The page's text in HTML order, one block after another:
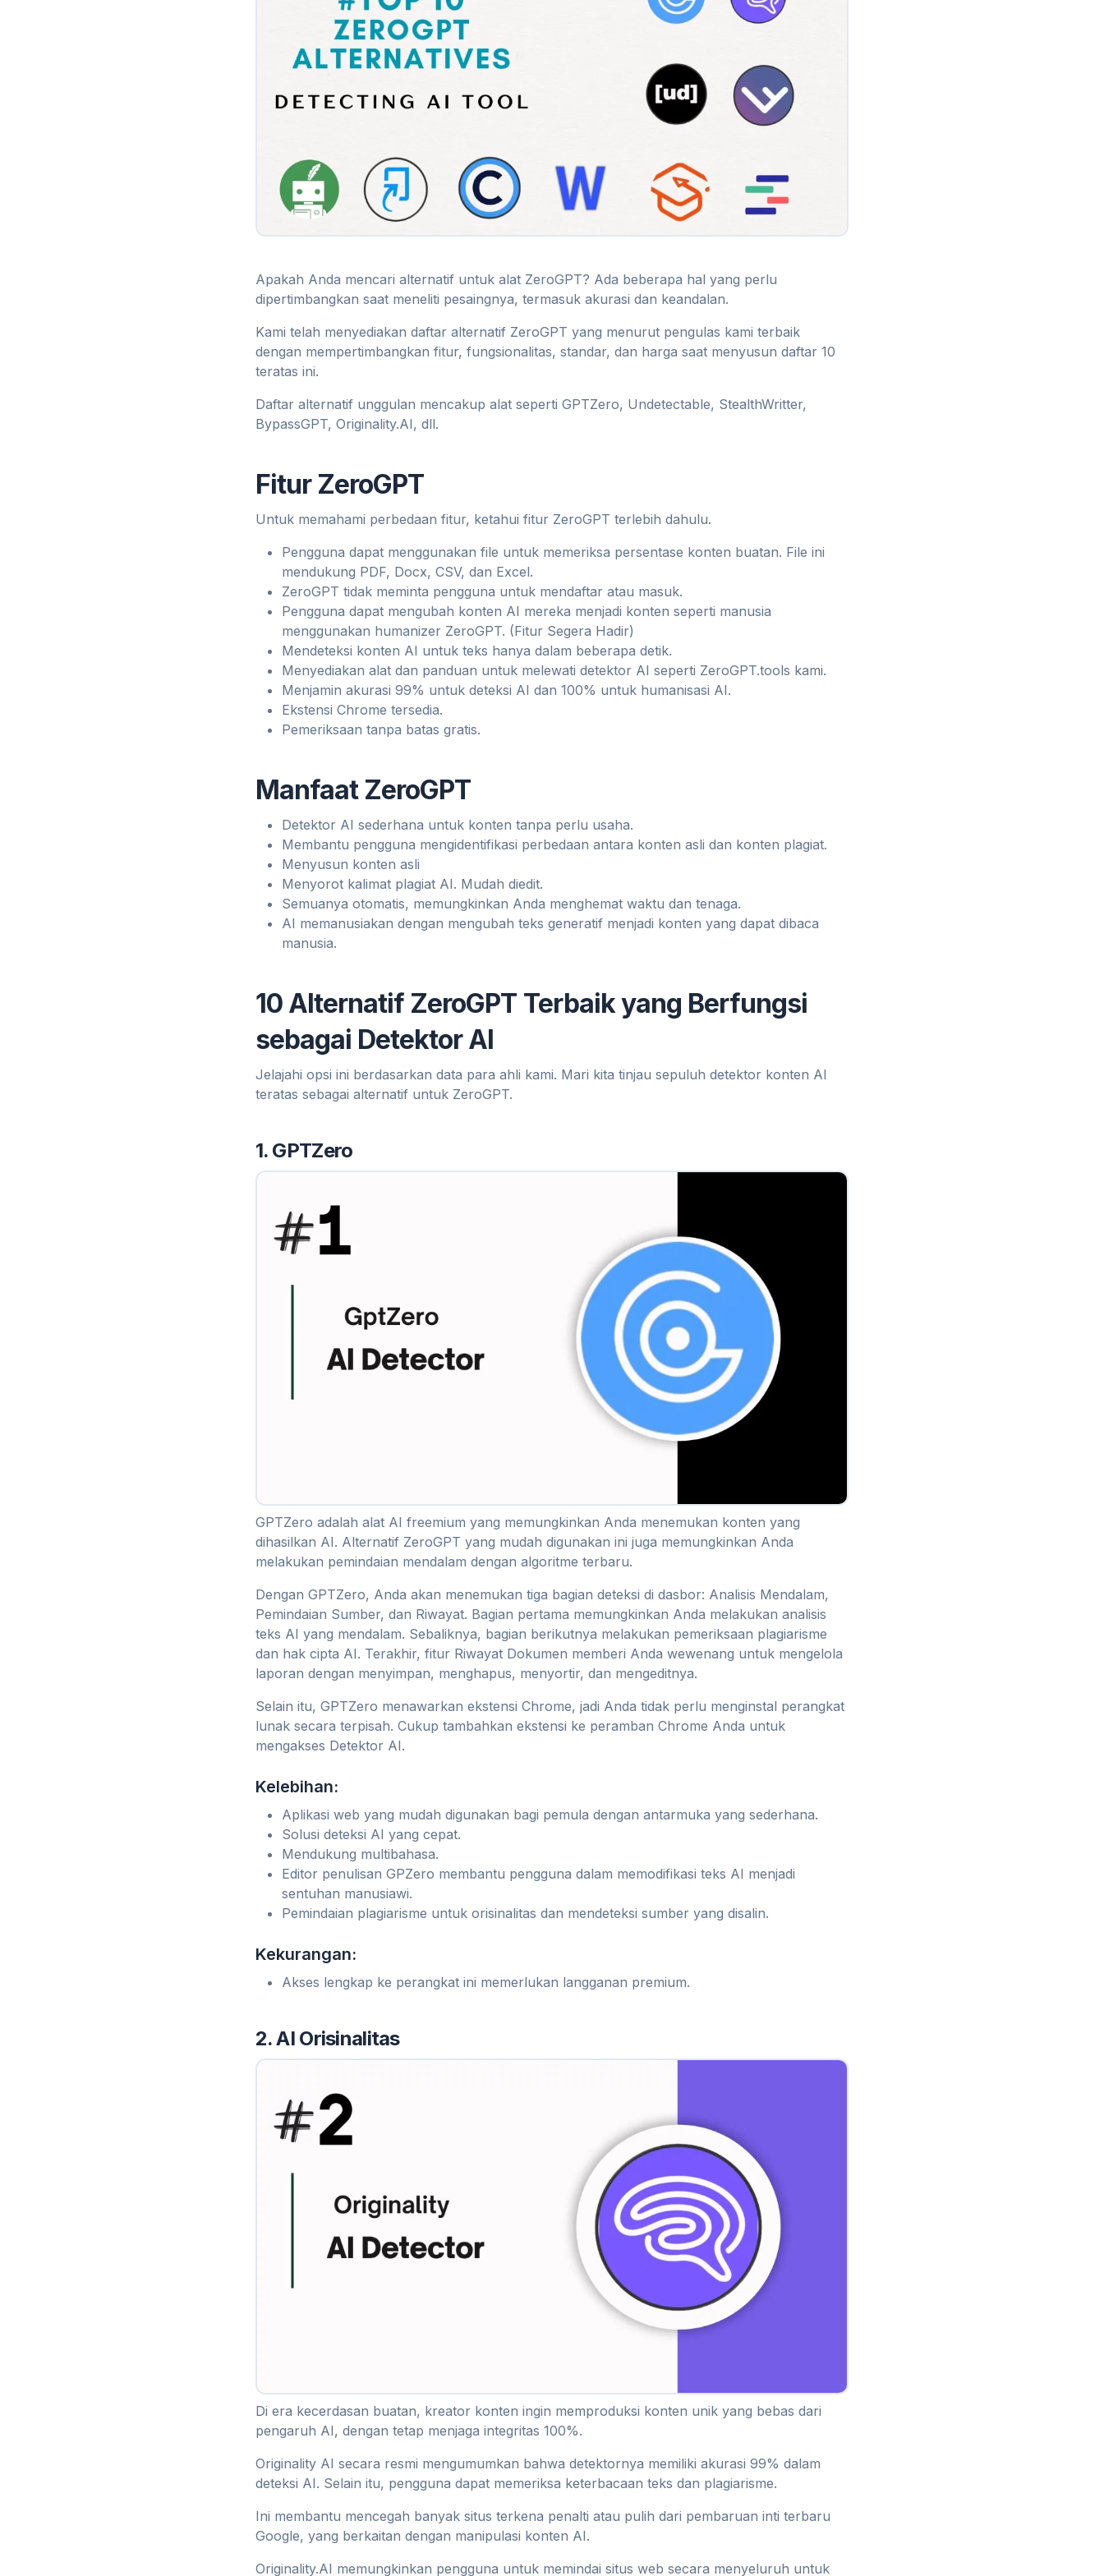
Apakah Anda mencari alternatif untuk alat ZeroGPT? Ada beberapa hal yang perlu
dipertimbangkan saat meneliti pesaingnya, termasuk akurasi dan keandalan.
Kami telah menyediakan daftar alternatif ZeroGPT yang menurut pengulas kami terbaik
dengan mempertimbangkan fitur, fungsionalitas, standar, dan harga saat menyusun daftar 10
teratas ini.
Daftar alternatif unggulan mencakup alat seperti GPTZero, Undetectable, StealthWritter,
BypassGPT, Originality.AI, dll.
Fitur ZeroGPT
Untuk memahami perbedaan fitur, ketahui fitur ZeroGPT terlebih dahulu.
Pengguna dapat menggunakan file untuk memeriksa persentase konten buatan. File ini
mendukung PDF, Docx, CSV, dan Excel.
ZeroGPT tidak meminta pengguna untuk mendaftar atau masuk.
Pengguna dapat mengubah konten AI mereka menjadi konten seperti manusia
menggunakan humanizer ZeroGPT. (Fitur Segera Hadir)
Mendeteksi konten AI untuk teks hanya dalam beberapa detik.
Menyediakan alat dan panduan untuk melewati detektor AI seperti ZeroGPT.tools kami.
Menjamin akurasi 99% untuk deteksi AI dan 100% untuk humanisasi AI.
Ekstensi Chrome tersedia.
Pemeriksaan tanpa batas gratis.
Manfaat ZeroGPT
Detektor AI sederhana untuk konten tanpa perlu usaha.
Membantu pengguna mengidentifikasi perbedaan antara konten asli dan konten plagiat.
Menyusun konten asli
Menyorot kalimat plagiat AI. Mudah diedit.
Semuanya otomatis, memungkinkan Anda menghemat waktu dan tenaga.
AI memanusiakan dengan mengubah teks generatif menjadi konten yang dapat dibaca
manusia.
10 Alternatif ZeroGPT Terbaik yang Berfungsi
sebagai Detektor AI
Jelajahi opsi ini berdasarkan data para ahli kami. Mari kita tinjau sepuluh detektor konten AI
teratas sebagai alternatif untuk ZeroGPT.
1. GPTZero
GPTZero adalah alat AI freemium yang memungkinkan Anda menemukan konten yang
dihasilkan AI. Alternatif ZeroGPT yang mudah digunakan ini juga memungkinkan Anda
melakukan pemindaian mendalam dengan algoritme terbaru.
Dengan GPTZero, Anda akan menemukan tiga bagian deteksi di dasbor: Analisis Mendalam,
Pemindaian Sumber, dan Riwayat. Bagian pertama memungkinkan Anda melakukan analisis
teks AI yang mendalam. Sebaliknya, bagian berikutnya melakukan pemeriksaan plagiarisme
dan hak cipta AI. Terakhir, fitur Riwayat Dokumen memberi Anda wewenang untuk mengelola
laporan dengan menyimpan, menghapus, menyortir, dan mengeditnya.
Selain itu, GPTZero menawarkan ekstensi Chrome, jadi Anda tidak perlu menginstal perangkat
lunak secara terpisah. Cukup tambahkan ekstensi ke peramban Chrome Anda untuk
mengakses Detektor AI.
Kelebihan:
Aplikasi web yang mudah digunakan bagi pemula dengan antarmuka yang sederhana.
Solusi deteksi AI yang cepat.
Mendukung multibahasa.
Editor penulisan GPZero membantu pengguna dalam memodifikasi teks AI menjadi
sentuhan manusiawi.
Pemindaian plagiarisme untuk orisinalitas dan mendeteksi sumber yang disalin.
Kekurangan:
Akses lengkap ke perangkat ini memerlukan langganan premium.
2. AI Orisinalitas
Di era kecerdasan buatan, kreator konten ingin memproduksi konten unik yang bebas dari
pengaruh AI, dengan tetap menjaga integritas 100%.
Originality AI secara resmi mengumumkan bahwa detektornya memiliki akurasi 99% dalam
deteksi AI. Selain itu, pengguna dapat memeriksa keterbacaan teks dan plagiarisme.
Ini membantu mencegah banyak situs terkena penalti atau pulih dari pembaruan inti terbaru
Google, yang berkaitan dengan manipulasi konten AI.
Originality.AI memungkinkan pengguna untuk memindai situs web secara menyeluruh untuk